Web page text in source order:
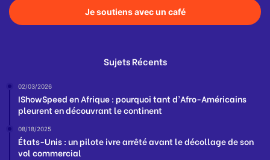
Je soutiens avec un café
Sujets Récents
02/03/2026
IShowSpeed en Afrique : pourquoi tant d’Afro-Américains
pleurent en découvrant le continent
08/18/2025
États-Unis : un pilote ivre arrêté avant le décollage de son
vol commercial